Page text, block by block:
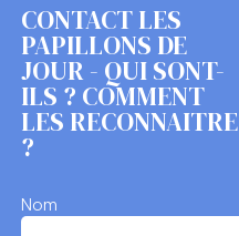
CONTACT LES
PAPILLONS DE
JOUR - QUI SONT-
ILS ? COMMENT
LES RECONNAITRE
?
Nom